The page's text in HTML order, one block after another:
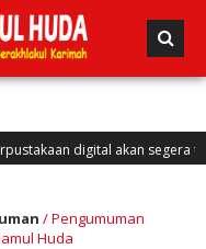
digital akan segera
/Pengumuman
Huda